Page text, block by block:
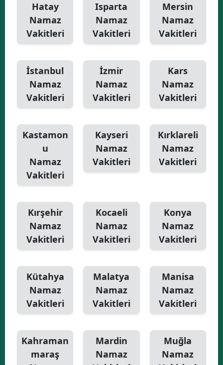
Hatay
Namaz
Vakitleri
Isparta
Namaz
Vakitleri
Mersin
Namaz
Vakitleri
İstanbul
Namaz
Vakitleri
İzmir
Namaz
Vakitleri
Kars
Namaz
Vakitleri
Kastamon
u
Namaz
Vakitleri
Kayseri
Namaz
Vakitleri
Kırklareli
Namaz
Vakitleri
Kırşehir
Namaz
Vakitleri
Kocaeli
Namaz
Vakitleri
Konya
Namaz
Vakitleri
Kütahya
Namaz
Vakitleri
Malatya
Namaz
Vakitleri
Manisa
Namaz
Vakitleri
Kahraman
maraş
Mardin
Namaz
Muğla
Namaz